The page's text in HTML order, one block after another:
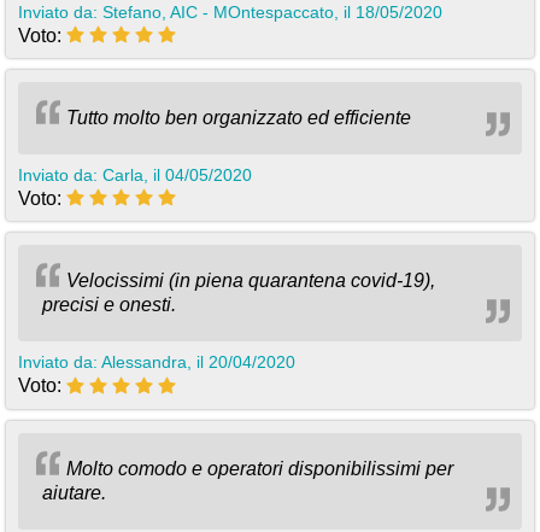
Inviato da: Stefano, AIC - MOntespaccato, il 18/05/2020
Voto:
Tutto molto ben organizzato ed efficiente
Inviato da: Carla, il 04/05/2020
Voto:
Velocissimi (in piena quarantena covid-19),
precisi e onesti.
Inviato da: Alessandra, il 20/04/2020
Voto:
Molto comodo e operatori disponibilissimi per
aiutare.